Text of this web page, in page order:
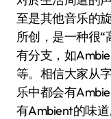
至是其他音乐的
所创，是一种很
有分支，如
等。相信大家从
乐中都会有
有Ambient的味道